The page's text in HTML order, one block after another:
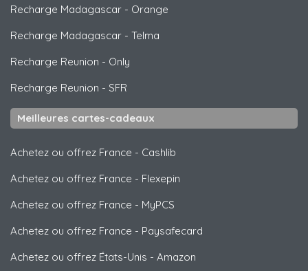
Recharge Madagascar - Orange
Recharge Madagascar - Telma
Recharge Reunion - Only
Recharge Reunion - SFR
Meilleures cartes-cadeaux
Achetez ou offrez France - Cashlib
Achetez ou offrez France - Flexepin
Achetez ou offrez France - MyPCS
Achetez ou offrez France - Paysafecard
Achetez ou offrez États-Unis - Amazon